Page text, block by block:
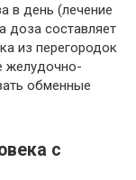
в день (лечение
доза составляет
из перегородок
желудочно-
обменные
с